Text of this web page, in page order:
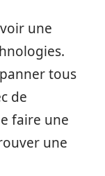
une
tous
de
faire une
une